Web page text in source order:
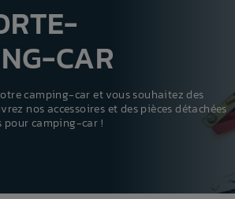
CAR
camping-car et vous souhaitez des
nos accessoires et des pièces détachées
camping-car !